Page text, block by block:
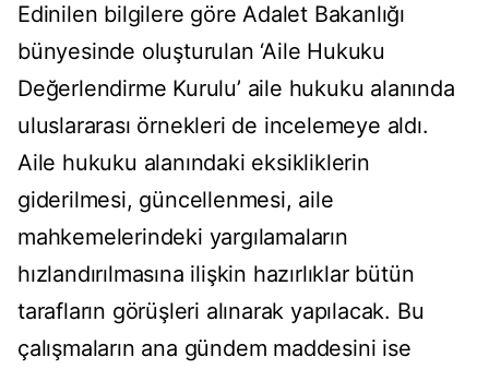
Edinilen bilgilere göre Adalet Bakanlığı
bünyesinde oluşturulan ‘Aile Hukuku
Değerlendirme Kurulu’ aile hukuku alanında
uluslararası örnekleri de incelemeye aldı.
Aile hukuku alanındaki eksikliklerin
giderilmesi, güncellenmesi, aile
mahkemelerindeki yargılamaların
hızlandırılmasına ilişkin hazırlıklar bütün
tarafların görüşleri alınarak yapılacak. Bu
çalışmaların ana gündem maddesini ise